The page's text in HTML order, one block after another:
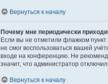
Вернуться к началу
Почему мне периодически
Если вы не отметили флажком пункт
не смог воспользоваться вашей
входе на конференцию. Не
значит, что администратор
Вернуться к началу